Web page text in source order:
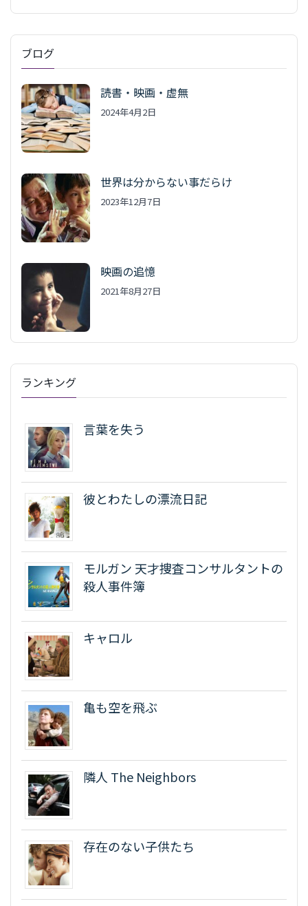
ブログ
読書・映画・虚無
2024年4月2日
世界は分からない事だらけ
2023年12月7日
映画の追憶
2021年8月27日
ランキング
言葉を失う
彼とわたしの漂流日記
モルガン 天才捜査コンサルタントの
殺人事件簿
キャロル
亀も空を飛ぶ
隣人 The Neighbors
存在のない子供たち